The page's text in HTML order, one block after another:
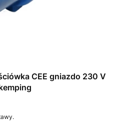
CEE gniazdo 230 V